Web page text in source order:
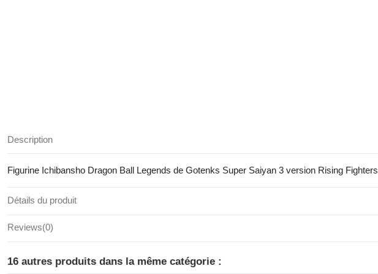
Description
Figurine Ichibansho Dragon Ball Legends de Gotenks Super Saiyan 3 version Rising Fighters
Détails du produit
Reviews(0)
16 autres produits dans la même catégorie :